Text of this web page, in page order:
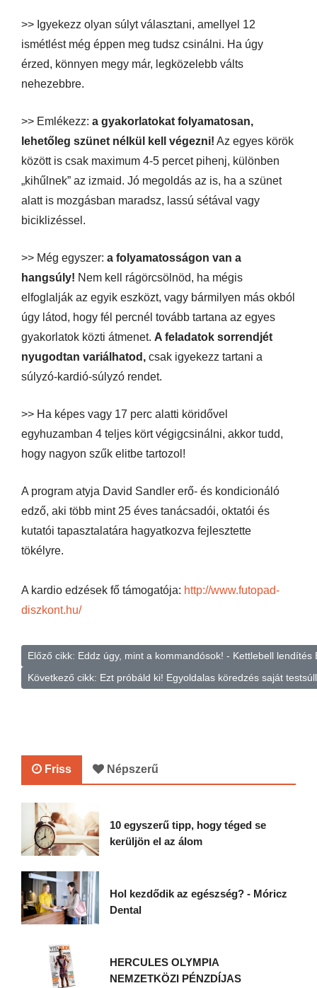
>> Igyekezz olyan súlyt választani, amellyel 12
ismétlést még éppen meg tudsz csinálni. Ha úgy
érzed, könnyen megy már, legközelebb válts
nehezebbre.
>> Emlékezz: a gyakorlatokat folyamatosan,
lehetőleg szünet nélkül kell végezni! Az egyes körök
között is csak maximum 4-5 percet pihenj, különben
„kihűlnek” az izmaid. Jó megoldás az is, ha a szünet
alatt is mozgásban maradsz, lassú sétával vagy
biciklizéssel.
>> Még egyszer: a folyamatosságon van a
hangsúly! Nem kell rágörcsölnöd, ha mégis
elfoglalják az egyik eszközt, vagy bármilyen más okból
úgy látod, hogy fél percnél tovább tartana az egyes
gyakorlatok közti átmenet. A feladatok sorrendjét
nyugodtan variálhatod, csak igyekezz tartani a
súlyzó-kardió-súlyzó rendet.
>> Ha képes vagy 17 perc alatti köridővel
egyhuzamban 4 teljes kört végigcsinálni, akkor tudd,
hogy nagyon szűk elitbe tartozol!
A program atyja David Sandler erő- és kondicionáló
edző, aki több mint 25 éves tanácsadói, oktatói és
kutatói tapasztalatára hagyatkozva fejlesztette
tökélyre.
A kardio edzések fő támogatója: http://www.futopad-
diszkont.hu/
Előző cikk: Eddz úgy, mint a kommandósok! - Kettlebell lendítés
Következő cikk: Ezt próbáld ki! Egyoldalas köredzés saját
Friss Népszerű
10 egyszerű tipp, hogy téged se
kerüljön el az álom
Hol kezdődik az egészség? - Móricz
Dental
HERCULES OLYMPIA
NEMZETKÖZI PÉNZDÍJAS